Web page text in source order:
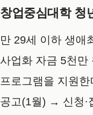
창업중심대학 청
만 29세 이하 생애
사업화 자금 5천만
프로그램을 지원
공고(1월) → 신청